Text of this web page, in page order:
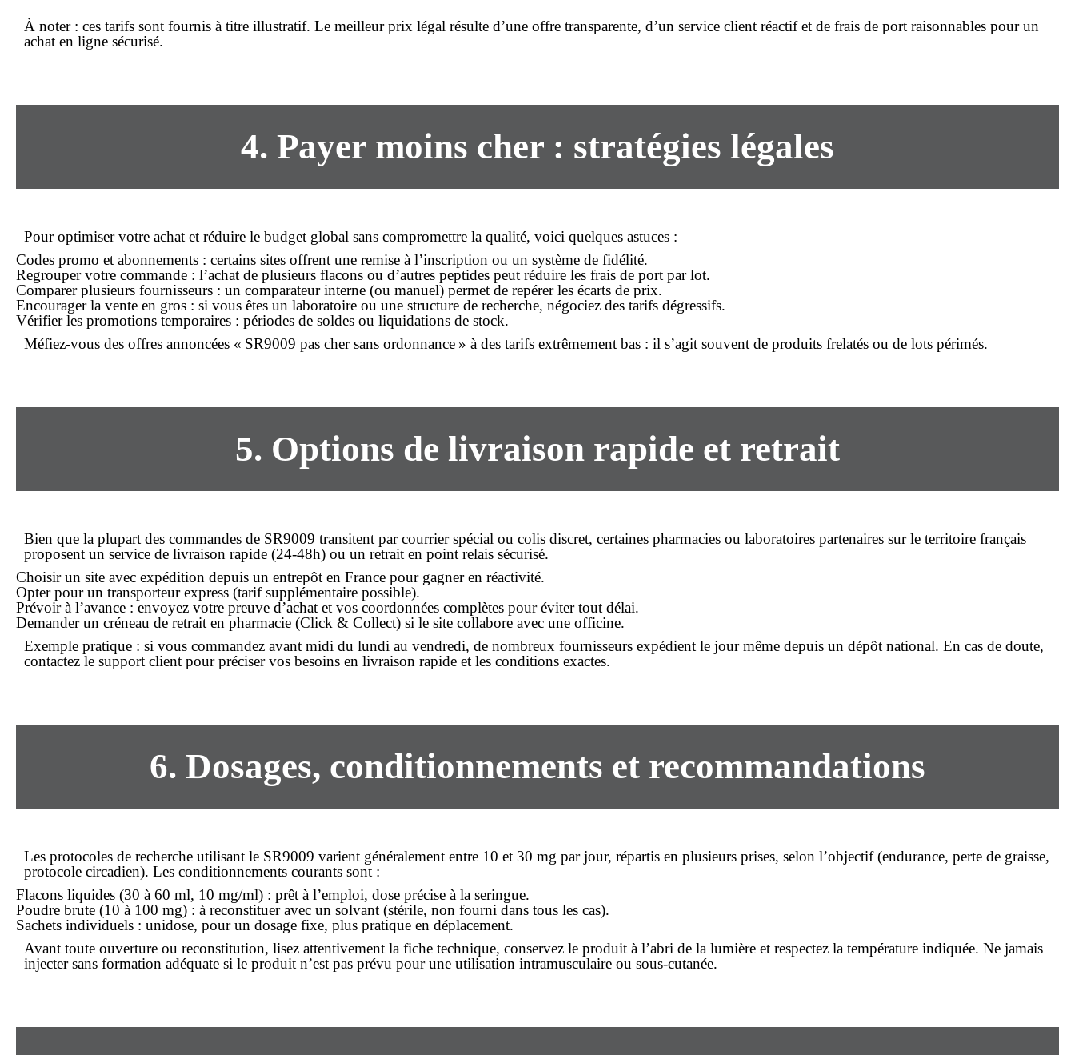
À noter : ces tarifs sont fournis à titre illustratif. Le meilleur prix légal résulte d’une offre transparente, d’un service client réactif et de frais de port raisonnables pour un
achat en ligne sécurisé.
4. Payer moins cher : stratégies légales
Pour optimiser votre achat et réduire le budget global sans compromettre la qualité, voici quelques astuces :
Codes promo et abonnements : certains sites offrent une remise à l’inscription ou un système de fidélité.
Regrouper votre commande : l’achat de plusieurs flacons ou d’autres peptides peut réduire les frais de port par lot.
Comparer plusieurs fournisseurs : un comparateur interne (ou manuel) permet de repérer les écarts de prix.
Encourager la vente en gros : si vous êtes un laboratoire ou une structure de recherche, négociez des tarifs dégressifs.
Vérifier les promotions temporaires : périodes de soldes ou liquidations de stock.
Méfiez-vous des offres annoncées « SR9009 pas cher sans ordonnance » à des tarifs extrêmement bas : il s’agit souvent de produits frelatés ou de lots périmés.
5. Options de livraison rapide et retrait
Bien que la plupart des commandes de SR9009 transitent par courrier spécial ou colis discret, certaines pharmacies ou laboratoires partenaires sur le territoire français
proposent un service de livraison rapide (24-48h) ou un retrait en point relais sécurisé.
Choisir un site avec expédition depuis un entrepôt en France pour gagner en réactivité.
Opter pour un transporteur express (tarif supplémentaire possible).
Prévoir à l’avance : envoyez votre preuve d’achat et vos coordonnées complètes pour éviter tout délai.
Demander un créneau de retrait en pharmacie (Click & Collect) si le site collabore avec une officine.
Exemple pratique : si vous commandez avant midi du lundi au vendredi, de nombreux fournisseurs expédient le jour même depuis un dépôt national. En cas de doute,
contactez le support client pour préciser vos besoins en livraison rapide et les conditions exactes.
6. Dosages, conditionnements et recommandations
Les protocoles de recherche utilisant le SR9009 varient généralement entre 10 et 30 mg par jour, répartis en plusieurs prises, selon l’objectif (endurance, perte de graisse,
protocole circadien). Les conditionnements courants sont :
Flacons liquides (30 à 60 ml, 10 mg/ml) : prêt à l’emploi, dose précise à la seringue.
Poudre brute (10 à 100 mg) : à reconstituer avec un solvant (stérile, non fourni dans tous les cas).
Sachets individuels : unidose, pour un dosage fixe, plus pratique en déplacement.
Avant toute ouverture ou reconstitution, lisez attentivement la fiche technique, conservez le produit à l’abri de la lumière et respectez la température indiquée. Ne jamais
injecter sans formation adéquate si le produit n’est pas prévu pour une utilisation intramusculaire ou sous-cutanée.